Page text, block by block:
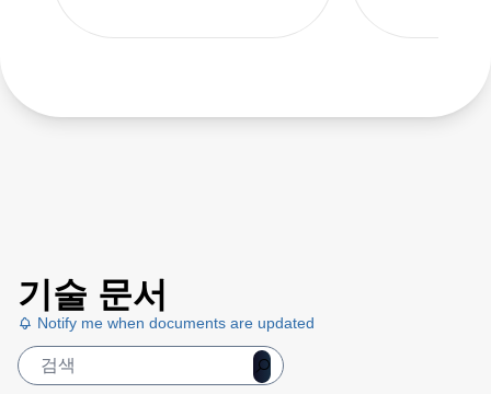
기술 문서
Notify me when documents are updated